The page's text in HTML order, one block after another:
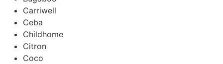
Carriwell
Ceba
Childhome
Citron
Coco